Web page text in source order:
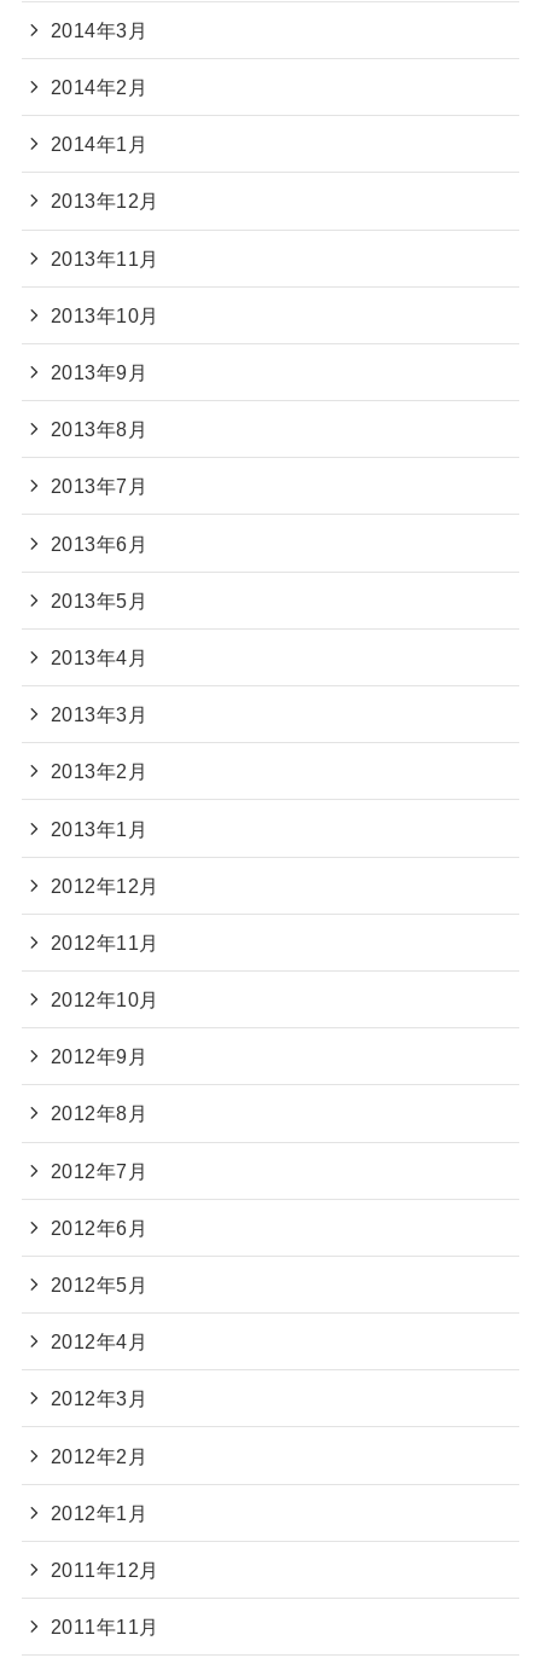
2014年3月
2014年2月
2014年1月
2013年12月
2013年11月
2013年10月
2013年9月
2013年8月
2013年7月
2013年6月
2013年5月
2013年4月
2013年3月
2013年2月
2013年1月
2012年12月
2012年11月
2012年10月
2012年9月
2012年8月
2012年7月
2012年6月
2012年5月
2012年4月
2012年3月
2012年2月
2012年1月
2011年12月
2011年11月